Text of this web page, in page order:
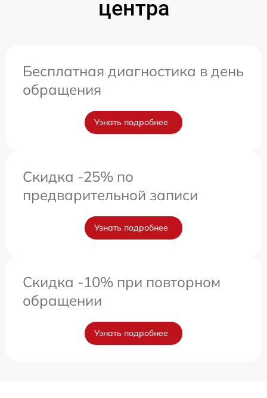
центра
Бесплатная диагностика в день
обращения
Узнать подробнее
Скидка -25% по
предварительной записи
Узнать подробнее
Скидка -10% при повторном
обращении
Узнать подробнее